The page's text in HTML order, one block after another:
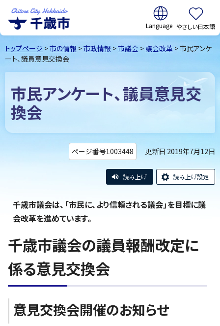
千歳市Chitose
City Hokkaido
翻訳:
やさしい日本語
トップページ >市の情報 >市政情報 >市議会 >議会改革 > 市民アンケ
ート、議員意見交換会
市民アンケート、議員意見交
換会
ページ番号1003448 更新日 2019年7月12日
読み上げ 読み上げ設定
千歳市議会は、「市民に、より信頼される議会」を目標に議
会改革を進めています。
千歳市議会の議員報酬改定に
係る意見交換会
意見交換会開催のお知らせ